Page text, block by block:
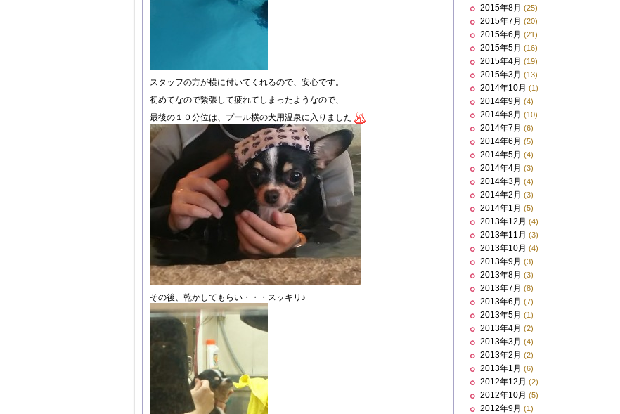
スタッフの方が横に付いてくれるので、安心です。
初めてなので緊張して疲れてしまったようなので、
最後の１０分位は、プール横の犬用温泉に入りました
その後、乾かしてもらい・・・スッキリ♪
2015年8月 (25)
2015年7月 (20)
2015年6月 (21)
2015年5月 (16)
2015年4月 (19)
2015年3月 (13)
2014年10月 (1)
2014年9月 (4)
2014年8月 (10)
2014年7月 (6)
2014年6月 (5)
2014年5月 (4)
2014年4月 (3)
2014年3月 (4)
2014年2月 (3)
2014年1月 (5)
2013年12月 (4)
2013年11月 (3)
2013年10月 (4)
2013年9月 (3)
2013年8月 (3)
2013年7月 (8)
2013年6月 (7)
2013年5月 (1)
2013年4月 (2)
2013年3月 (4)
2013年2月 (2)
2013年1月 (6)
2012年12月 (2)
2012年10月 (5)
2012年9月 (1)